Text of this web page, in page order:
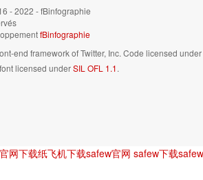
- 2022 - fBinfographie
fBinfographie
end framework of Twitter, Inc. Code licensed under
font licensed underSIL OFL 1.1.
网下载纸飞机下载safew官网 safew下载